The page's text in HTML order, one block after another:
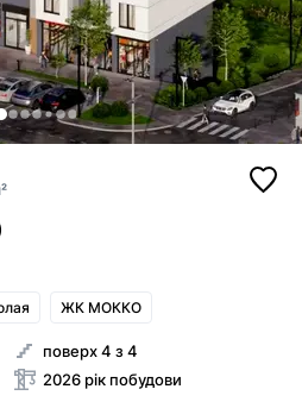
ЖК МОККО
поверх 4 з 4
2026 рік побудови